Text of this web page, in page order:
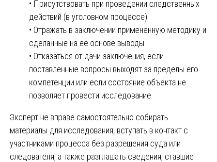
• Присутствовать при проведении следственных
действий (в уголовном процессе).
• Отражать в заключении примененную методику и
сделанные на ее основе выводы.
• Отказаться от дачи заключения, если
поставленные вопросы выходят за пределы его
компетенции или если состояние объекта не
позволяет провести исследование.
Эксперт не вправе самостоятельно собирать
материалы для исследования, вступать в контакт с
участниками процесса без разрешения суда или
следователя, а также разглашать сведения, ставшие